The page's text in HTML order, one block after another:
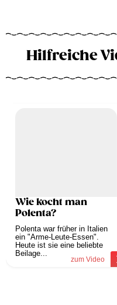
Hilfreiche
Wie kocht man
Polenta?
Polenta war früher in Italien
ein "Arme-Leute-Essen".
Heute ist sie eine beliebte
Beilage...
zum Video